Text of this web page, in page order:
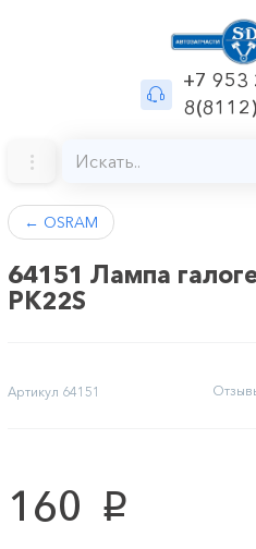
+7 953
← OSRAM
64151 Лампа
PK22S
Артикул 64151
160 p